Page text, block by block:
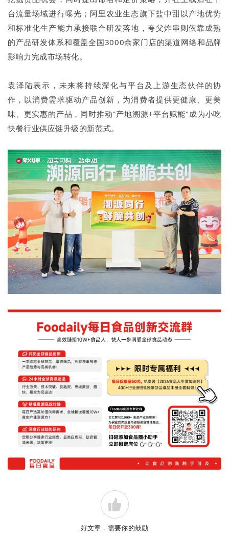
台流量场域进行曝光；阿里农业生态旗下盐中甜以产地优势
和标准化生产能力承接联合研发落地，夸父炸串则依靠成熟
的产品研发体系和覆盖全国3000余家门店的渠道网络和品牌
影响力完成市场转化。
袁泽陆表示，未来将持续深化与平台及上游生态伙伴的协
作，以消费需求驱动产品创新，为消费者提供更健康、更美
味、更实惠的产品，同时推动"产地溯源+平台赋能"成为小吃
快餐行业供应链升级的新范式。
好文章，需要你的鼓励